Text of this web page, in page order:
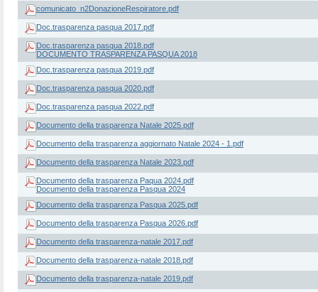
comunicato_n2DonazioneRespiratore.pdf
Doc.trasparenza pasqua 2017.pdf
Doc.trasparenza pasqua 2018.pdf
DOCUMENTO TRASPARENZA PASQUA 2018
Doc.trasparenza pasqua 2019.pdf
Doc.trasparenza pasqua 2020.pdf
Doc.trasparenza pasqua 2022.pdf
Documento della trasparenza Natale 2025.pdf
Documento della trasparenza aggiornato Natale 2024 - 1.pdf
Documento della trasparenza Natale 2023.pdf
Documento della trasparenza Paqua 2024.pdf
Documento della trasparenza Pasqua 2024
Documento della trasparenza Pasqua 2025.pdf
Documento della trasparenza Pasqua 2026.pdf
Documento della trasparenza-natale 2017.pdf
Documento della trasparenza-natale 2018.pdf
Documento della trasparenza-natale 2019.pdf